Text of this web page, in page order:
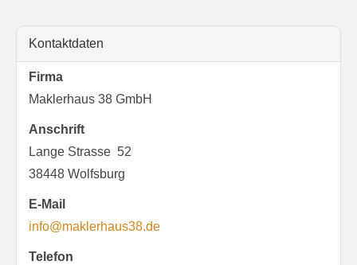
Kontaktdaten
Firma
Maklerhaus 38 GmbH
Anschrift
Lange Strasse 52
38448 Wolfsburg
E-Mail
info@maklerhaus38.de
Telefon